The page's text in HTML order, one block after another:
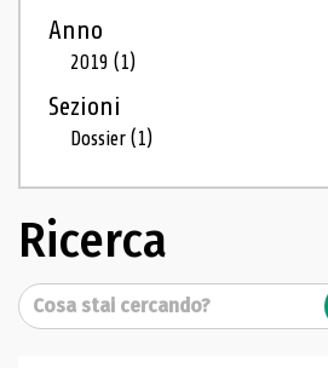
Anno
2019(1)
Sezioni
Dossier(1)
Ricerca
Cerca